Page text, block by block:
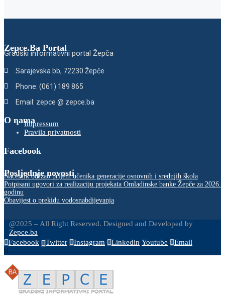
Zepce.Ba Portal
Gradski informativni portal Žepča
Sarajevska bb, 72230 Žepče
Phone: (061) 189 865
Email: zepce @ zepce.ba
O namaImpressum
Pravila privatnosti
Facebook
Posljednje novosti
Načelnik održao prijem učenika generacije osnovnih i srednjih škola
Potpisani ugovori za realizaciju projekata Omladinske banke Žepče za 2026.
godinu
Obavijest o prekidu vodosnabdijevanja
@2025 – All Right Reserved. Designed and Developed by
Zepce.ba
Facebook
Twitter Instagram Linkedin Youtube Email